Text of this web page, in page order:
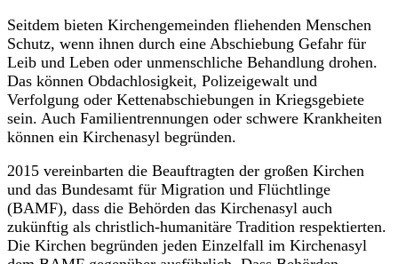
Seitdem bieten Kirchengemeinden fliehenden Menschen
Schutz, wenn ihnen durch eine Abschiebung Gefahr für
Leib und Leben oder unmenschliche Behandlung drohen.
Das können Obdachlosigkeit, Polizeigewalt und
Verfolgung oder Kettenabschiebungen in Kriegsgebiete
sein. Auch Familientrennungen oder schwere Krankheiten
können ein Kirchenasyl begründen.
2015 vereinbarten die Beauftragten der großen Kirchen
und das Bundesamt für Migration und Flüchtlinge
(BAMF), dass die Behörden das Kirchenasyl auch
zukünftig als christlich-humanitäre Tradition respektierten.
Die Kirchen begründen jeden Einzelfall im Kirchenasyl